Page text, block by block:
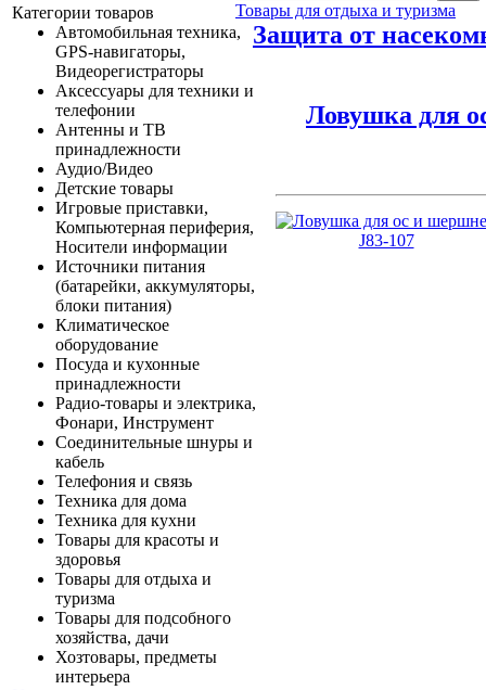
Категории товаров
Автомобильная техника,
GPS-навигаторы,
Видеорегистраторы
Аксессуары для техники и
телефонии
Антенны и ТВ
принадлежности
Аудио/Видео
Детские товары
Игровые приставки,
Компьютерная периферия,
Носители информации
Источники питания
(батарейки, аккумуляторы,
блоки питания)
Климатическое
оборудование
Посуда и кухонные
принадлежности
Радио-товары и электрика,
Фонари, Инструмент
Соединительные шнуры и
кабель
Телефония и связь
Техника для дома
Техника для кухни
Товары для красоты и
здоровья
Товары для отдыха и
туризма
Товары для подсобного
хозяйства, дачи
Хозтовары, предметы
интерьера
Товары для отдыха и туризма
Защита от
Ловушка для